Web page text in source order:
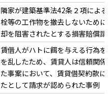
隣家が建築基準法42条２項によ
栓等の工作物を撤去しないために
却を阻害されたとする損害賠償請
賃借人がハトに餌を与える行為を
を乱したため、賃貸人は信頼関係
た事案において、賃貸借契約款に
たとして請求が認められた事例